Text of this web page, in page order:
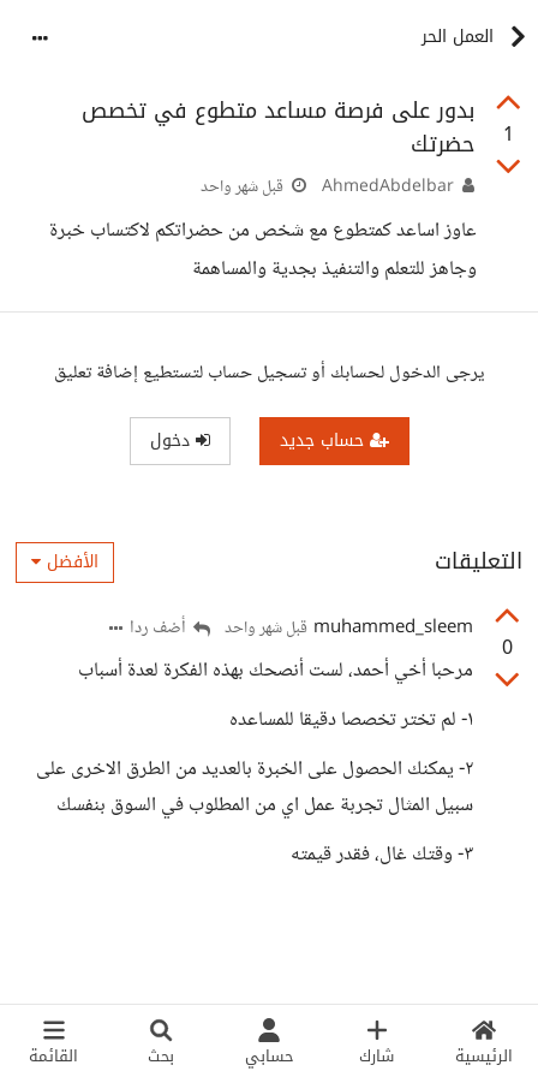
الرئيسية شارك حسابي بحث القائمة
العمل الحر
1
بدور على فرصة مساعد متطوع في تخصص
حضرتك
قبل شهر واحد
عاوز اساعد كمتطوع مع شخص من حضراتكم لاكتساب خبرة
وجاهز للتعلم والتنفيذ بجدية والمساهمة
يرجى الدخول لحسابك أو تسجيل حساب لتستطيع إضافة تعليق
حساب جديد دخول
التعليقات الأفضل
0
muhammed_sleem قبل شهر واحد أضف ردا
مرحبا أخي أحمد، لست أنصحك بهذه الفكرة لعدة أسباب
١- لم تختر تخصصا دقيقا للمساعده
٢- يمكنك الحصول على الخبرة بالعديد من الطرق الاخرى على
سبيل المثال تجربة عمل اي من المطلوب في السوق بنفسك
٣- وقتك غال، فقدر قيمته